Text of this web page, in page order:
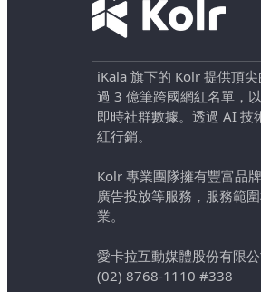
iKala 旗下的 Kolr 提供頂
過 3 億筆跨國網紅名單，
即時社群數據。透過 AI 技
紅行銷。
Kolr 專業團隊擁有豐富品
廣告投放等服務，服務範
業。
愛卡拉互動媒體股份有限
(02) 8768-1110 #338